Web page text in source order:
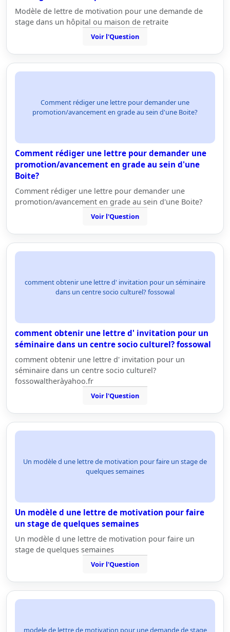
Modèle de lettre de motivation pour une demande de
stage dans un hôpital ou maison de retraite
Voir l'Question
Comment rédiger une lettre pour demander une
promotion/avancement en grade au sein d'une Boite?
Comment rédiger une lettre pour demander une
promotion/avancement en grade au sein d'une
Boite?
Comment rédiger une lettre pour demander une
promotion/avancement en grade au sein d'une Boite?
Voir l'Question
comment obtenir une lettre d' invitation pour un séminaire
dans un centre socio culturel? fossowal
comment obtenir une lettre d' invitation pour un
séminaire dans un centre socio culturel? fossowal
comment obtenir une lettre d' invitation pour un
séminaire dans un centre socio culturel?
fossowaltheràyahoo.fr
Voir l'Question
Un modèle d une lettre de motivation pour faire un stage de
quelques semaines
Un modèle d une lettre de motivation pour faire
un stage de quelques semaines
Un modèle d une lettre de motivation pour faire un
stage de quelques semaines
Voir l'Question
modele de lettre de motivation pour une demande de stage